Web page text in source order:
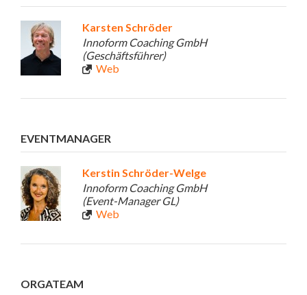
Karsten Schröder
Innoform Coaching GmbH
(Geschäftsführer)
Web
EVENTMANAGER
Kerstin Schröder-Welge
Innoform Coaching GmbH
(Event-Manager GL)
Web
ORGATEAM